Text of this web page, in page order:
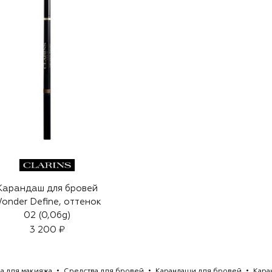
для бровей
Define, оттенок
02 (0,06g)
3 200 ₽